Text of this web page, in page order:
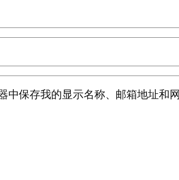
中保存我的显示名称、邮箱地址和